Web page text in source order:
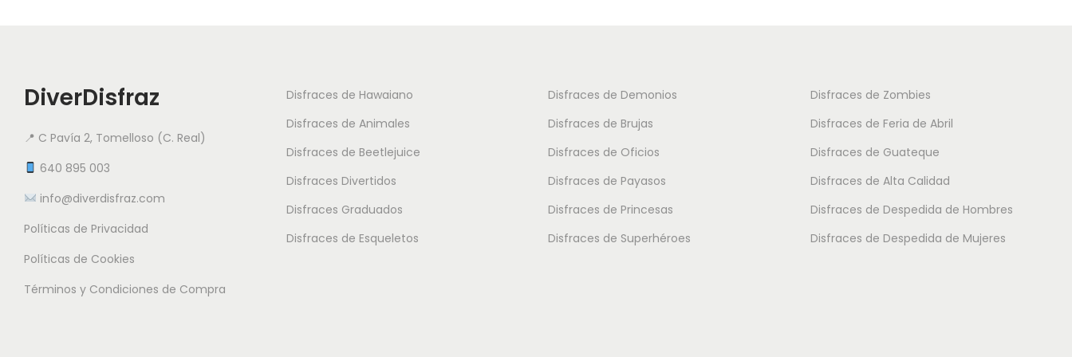
DiverDisfraz
📍 C Pavía 2, Tomelloso (C. Real)
640 895 003
info@diverdisfraz.com
Políticas de Privacidad
Políticas de Cookies
Términos y Condiciones de Compra
Disfraces de Hawaiano
Disfraces de Animales
Disfraces de Beetlejuice
Disfraces Divertidos
Disfraces Graduados
Disfraces de Esqueletos
Disfraces de Demonios
Disfraces de Brujas
Disfraces de Oficios
Disfraces de Payasos
Disfraces de Princesas
Disfraces de Superhéroes
Disfraces de Zombies
Disfraces de Feria de Abril
Disfraces de Guateque
Disfraces de Alta Calidad
Disfraces de Despedida de Hombres
Disfraces de Despedida de Mujeres